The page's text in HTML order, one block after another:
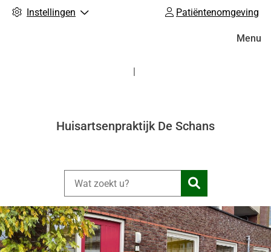
Instellingen Patiëntenomgeving
Huisartsenpraktijk De Schans
Zoeken
Menu